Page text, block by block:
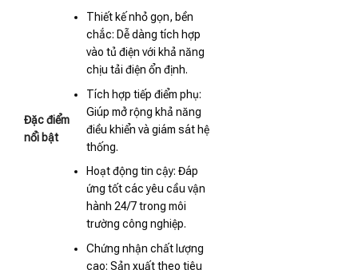
Đặc điểm
nổi bật
Thiết kế nhỏ gọn, bền
chắc: Dễ dàng tích hợp
vào tủ điện với khả năng
chịu tải điện ổn định.
Tích hợp tiếp điểm phụ:
Giúp mở rộng khả năng
điều khiển và giám sát hệ
thống.
Hoạt động tin cậy: Đáp
ứng tốt các yêu cầu vận
hành 24/7 trong môi
trường công nghiệp.
Chứng nhận chất lượng
cao: Sản xuất theo tiêu